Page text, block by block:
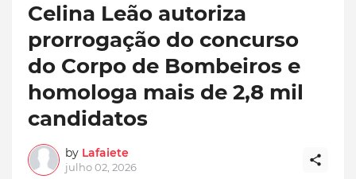
Celina Leão autoriza
prorrogação do concurso
do Corpo de Bombeiros e
homologa mais de 2,8 mil
candidatos
by Lafaiete
julho 02, 2026